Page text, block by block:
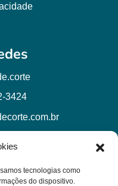
tecnologias como
do dispositivo.
3424